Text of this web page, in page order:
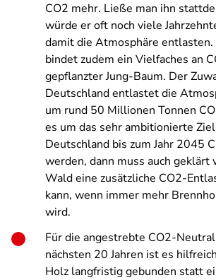
CO2 mehr. Ließe man ihn
würde er oft noch viele
damit die Atmosphäre entlasten.
bindet zudem ein Vielfaches an
gepflanzter Jung-Baum. Der
Deutschland entlastet die
um rund 50 Millionen Tonnen
es um das sehr ambitionierte
Deutschland bis zum Jahr 2045
werden, dann muss auch geklärt
Wald eine zusätzliche CO2-
kann, wenn immer mehr
wird.
Für die angestrebte CO2-
nächsten 20 Jahren ist es
Holz langfristig gebunden statt